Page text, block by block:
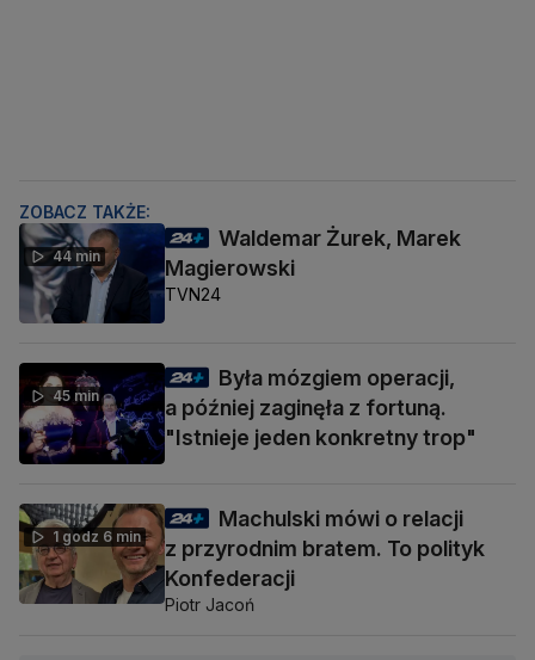
ZOBACZ TAKŻE:
44 min
Waldemar Żurek, Marek
Magierowski
TVN24
45 min
Była mózgiem operacji,
a później zaginęła z fortuną.
"Istnieje jeden konkretny trop"
1 godz 6 min
Machulski mówi o relacji
z przyrodnim bratem. To polityk
Konfederacji
Piotr Jacoń